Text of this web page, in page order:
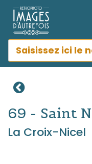
69 - Saint
La Croix-Nicel